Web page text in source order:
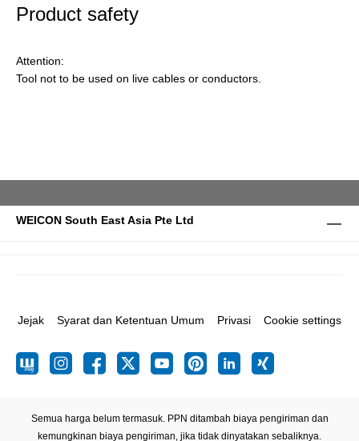
Product safety
Attention:
Tool not to be used on live cables or conductors.
WEICON South East Asia Pte Ltd
Jejak Syarat dan Ketentuan Umum Privasi Cookie settings
Semua harga belum termasuk. PPN ditambah biaya pengiriman dan
kemungkinan biaya pengiriman, jika tidak dinyatakan sebaliknya.